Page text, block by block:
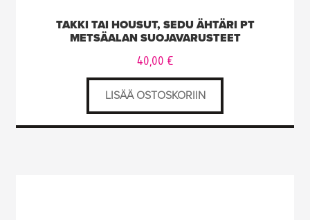
TAKKI TAI HOUSUT, SEDU ÄHTÄRI PT
METSÄALAN SUOJAVARUSTEET
40,00 €
LISÄÄ OSTOSKORIIN